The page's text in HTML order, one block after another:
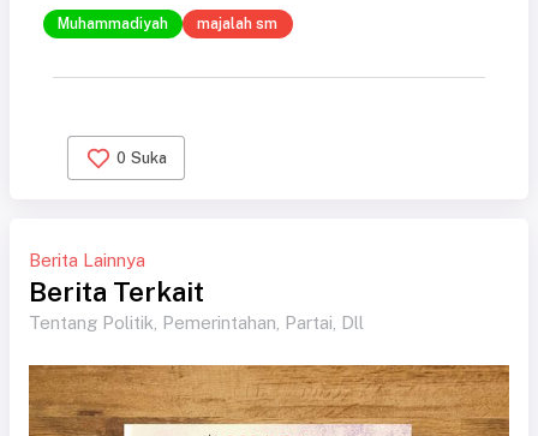
Muhammadiyah majalah sm
0 Suka
Berita Lainnya
Berita Terkait
Tentang Politik, Pemerintahan, Partai, Dll